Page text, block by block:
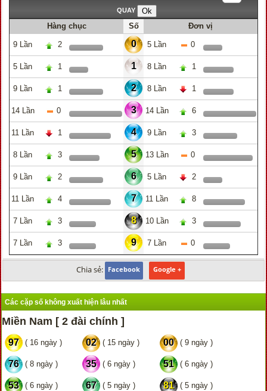
QUAY
Hàng chục Số Đơn vị
9 Lần 2 0 5 Lần 0
5 Lần 1 1 8 Lần 1
9 Lần 1 2 8 Lần 1
14 Lần 0 3 14 Lần 6
11 Lần 1 4 9 Lần 3
8 Lần 3 5 13 Lần 0
9 Lần 2 6 5 Lần 2
11 Lần 4 7 11 Lần 8
7 Lần 3 8 10 Lần 3
7 Lần 3 9 7 Lần 0
Chia sẻ: Facebook Google +
Các cặp số không xuất hiện lâu nhất
Miền Nam [ 2 đài chính ]
97 ( 16 ngày ) 02 ( 15 ngày ) 00 ( 9 ngày )
76 ( 8 ngày ) 35 ( 6 ngày ) 51 ( 6 ngày )
53 ( 6 ngày ) 67 ( 5 ngày ) 81 ( 5 ngày )